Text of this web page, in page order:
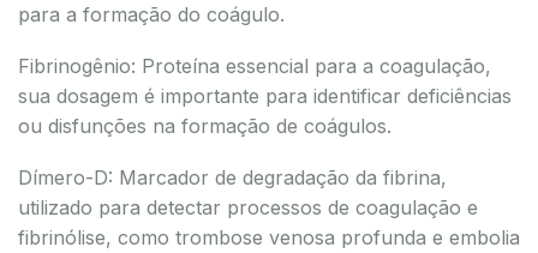
para a formação do coágulo.
Fibrinogênio: Proteína essencial para a coagulação,
sua dosagem é importante para identificar deficiências
ou disfunções na formação de coágulos.
Dímero-D: Marcador de degradação da fibrina,
utilizado para detectar processos de coagulação e
fibrinólise, como trombose venosa profunda e embolia